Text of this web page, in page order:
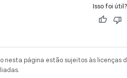
Isso foi útil?
nesta página estão sujeitos às licenças